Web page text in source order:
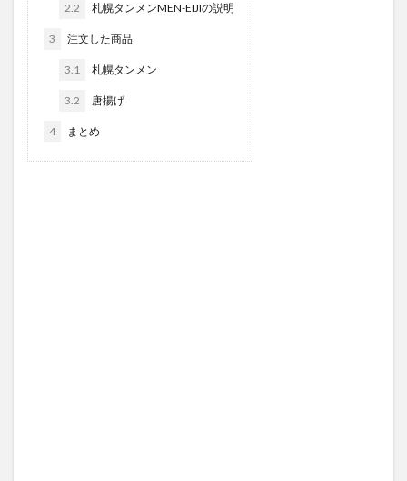
2.2 札幌タンメンMEN-EIJIの説明
3 注文した商品
3.1 札幌タンメン
3.2 唐揚げ
4 まとめ